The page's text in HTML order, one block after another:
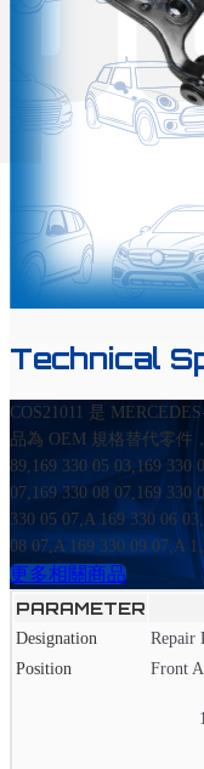
Technical
COS21011 是
品為 OEM 規格替代零件
89,169 330 05 03,169 330
07,169 330 08 07,169 330
330 05 07,A 169 330 06
08 07,A 169 330 09 07,A 1
更多相關商品
PARAMETER
Designation
Repair
Position
Front